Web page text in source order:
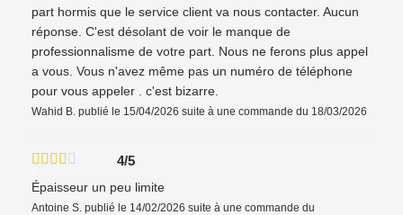
part hormis que le service client va nous contacter. Aucun
réponse. C'est désolant de voir le manque de
professionnalisme de votre part. Nous ne ferons plus appel
a vous. Vous n'avez même pas un numéro de téléphone
pour vous appeler . c'est bizarre.
Wahid B. publié le 15/04/2026 suite à une commande du 18/03/2026
4/5
Épaisseur un peu limite
Antoine S. publié le 14/02/2026 suite à une commande du